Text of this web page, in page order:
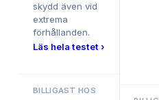
skydd även vid
extrema
förhållanden.
Läs hela testet ›
BILLIGAST HOS